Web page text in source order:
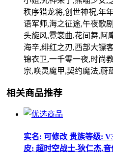
秩序猎龙将,创世神祝,年
语军师,海之征途,午夜歌
头旋风,霓裳曲,花间舞,阿
海辛,绯红之刃,西部大镖
锦衣卫,一千零一夜,时尚
宗,唤灵魔甲,契约魔法,蔚
相关商品推荐
实名: 可修改 贵族等级:
皮: 超时空战士-狄仁杰,